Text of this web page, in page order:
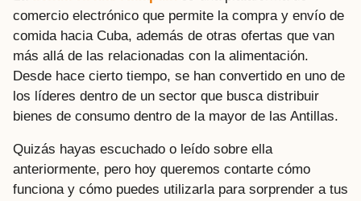
comercio electrónico que permite la compra y envío de
comida hacia Cuba, además de otras ofertas que van
más allá de las relacionadas con la alimentación.
Desde hace cierto tiempo, se han convertido en uno de
los líderes dentro de un sector que busca distribuir
bienes de consumo dentro de la mayor de las Antillas.
Quizás hayas escuchado o leído sobre ella
anteriormente, pero hoy queremos contarte cómo
funciona y cómo puedes utilizarla para sorprender a tus